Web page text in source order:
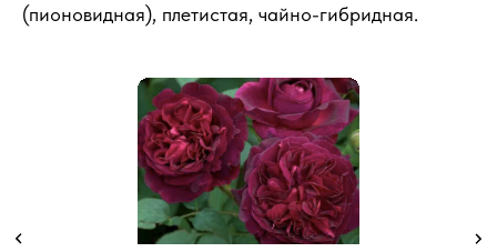
(пионовидная), плетистая, чайно-гибридная.